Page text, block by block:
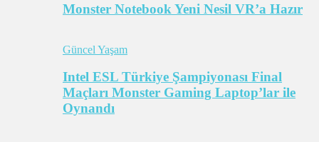
Monster Notebook Yeni Nesil VR’a Hazır
Güncel Yaşam
Intel ESL Türkiye Şampiyonası Final
Maçları Monster Gaming Laptop’lar ile
Oynandı